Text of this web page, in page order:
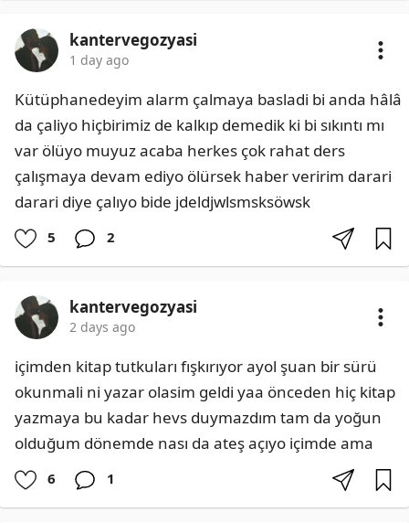
kantervegozyasi
1 day ago
Kütüphanedeyim alarm çalmaya basladi bi anda hâlâ
da çaliyo hiçbirimiz de kalkıp demedik ki bi sıkıntı mı
var ölüyo muyuz acaba herkes çok rahat ders
çalışmaya devam ediyo ölürsek haber veririm darari
darari diye çalıyo bide jdeldjwlsmsksöwsk
5 2
kantervegozyasi
2 days ago
içimden kitap tutkuları fışkırıyor ayol şuan bir sürü
okunmali ni yazar olasim geldi yaa önceden hiç kitap
yazmaya bu kadar hevs duymazdım tam da yoğun
olduğum dönemde nası da ateş açıyo içimde ama
6 1